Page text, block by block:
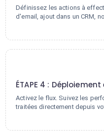
Définissez les actions à
d'email, ajout dans un CRM,
ÉTAPE 4 :
Activez le flux. Suivez les
traitées directement depuis